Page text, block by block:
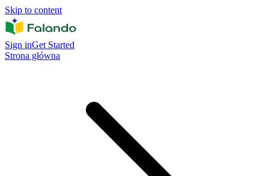
Skip to content
Sign inGet Started
Strona główna